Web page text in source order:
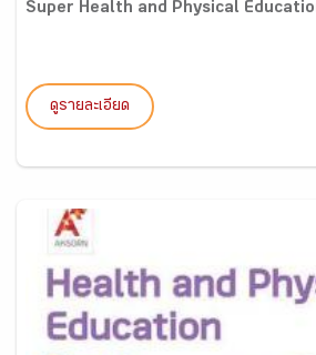
Super Health and Physical
ดูรายละเอียด